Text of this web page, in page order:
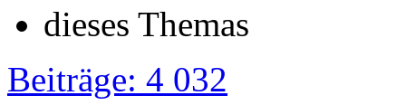
Beiträge: 4 032